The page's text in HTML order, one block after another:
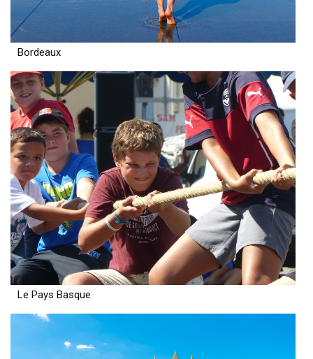
Bordeaux
Le Pays Basque